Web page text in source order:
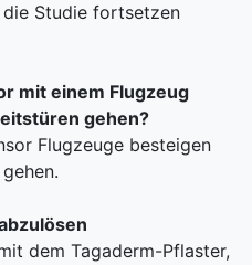
die Studie fortsetzen
mit einem Flugzeug
gehen?
Flugzeuge besteigen
dem Tagaderm-Pflaster,